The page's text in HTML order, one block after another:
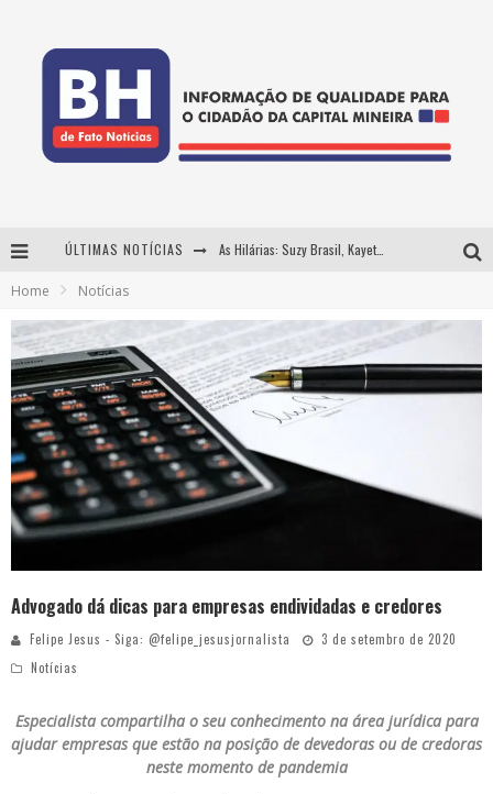
ÚLTIMAS NOTÍCIAS As Hilárias: Suzy Brasil, Kayete e Karoline Absinto retornam a Belo Horizonte para apresentação única no Teatro Sesiminas
Usecorp consolida a 'economia do uso' no B2B brasileiro, vira S.A. e impulsiona expansão com novo fundo estruturado
Hot Wheels Monster Trucks Live™ confirma Belo Horizonte na turnê América do Sul 2027
Home Notícias
Advogado dá dicas para empresas endividadas e credores
Felipe Jesus - Siga: @felipe_jesusjornalista
3 de setembro de 2020
Notícias
Especialista compartilha o seu conhecimento na área jurídica para
ajudar empresas que estão na posição de devedoras ou de credoras
neste momento de pandemia